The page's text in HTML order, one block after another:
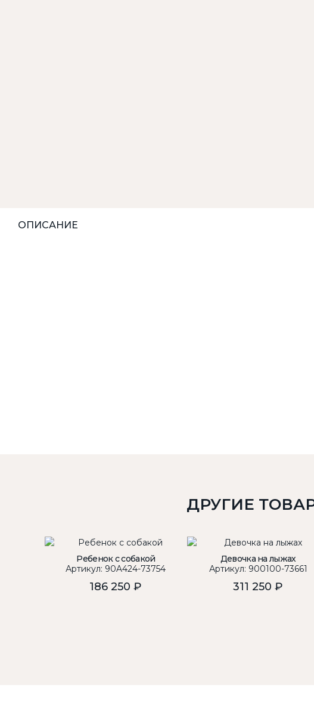
ОПИСАНИЕ
ДРУГИЕ
Ребенок с собакой
Артикул: 90A424-73754
186 250 ₽
Девочка на лыжах
Артикул: 900100-73661
311 250 ₽